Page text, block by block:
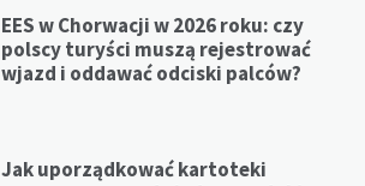
EES w Chorwacji w 2026 roku: czy
polscy turyści muszą rejestrować
wjazd i oddawać odciski palców?
Jak uporządkować kartoteki